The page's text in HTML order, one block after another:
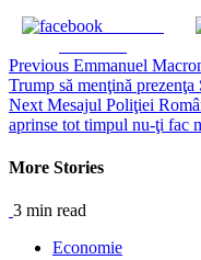
Continue
Reading
Previous Emmanuel
Trump să menţină
Next Mesajul Poliţiei
aprinse tot timpul nu-ţi fac
More Stories
3 min read
Economie